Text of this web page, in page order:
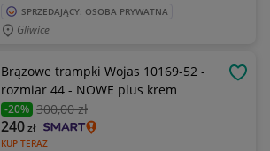
SPRZEDAJĄCY: OSOBA PRYWATNA
Gliwice
Brązowe trampki Wojas 10169-52 -
rozmiar 44 - NOWE plus krem
-20% 300,00 zł
KUP TERAZ
240zł